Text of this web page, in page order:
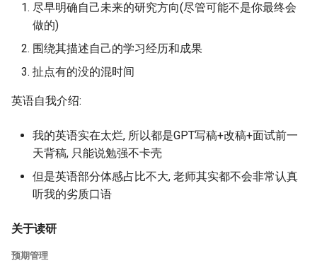
尽早明确自己未来的研究方向(尽管可能不是你最终会
做的)
围绕其描述自己的学习经历和成果
扯点有的没的混时间
英语自我介绍:
我的英语实在太烂, 所以都是GPT写稿+改稿+面试前一
天背稿, 只能说勉强不卡壳
但是英语部分体感占比不大, 老师其实都不会非常认真
听我的劣质口语
关于读研
预期管理